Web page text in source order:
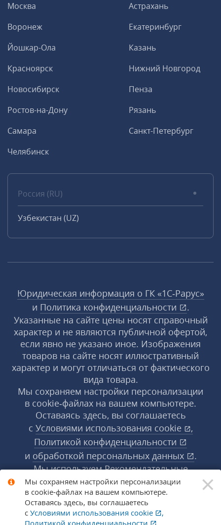
Москва
Астрахань
Воронеж
Екатеринбург
Йошкар-Ола
Казань
Красноярск
Нижний Новгород
Новосибирск
Пенза
Ростов-на-Дону
Рязань
Самара
Санкт-Петербург
Челябинск
Россия (RU)
Узбекистан (UZ)
Юридическая информация о ГК «1С‑Рарус»
и Политика конфиденциальности
.
Указанные на сайте цены носят справочный
характер и не являются публичной офертой,
если явно не указано иное. Изображения
товаров на сайте носят иллюстративный
характер и могут отличаться от фактического
вида товара.
Мы сохраняем настройки персонализации
в cookie‑файлах на вашем компьютере.
Оставаясь здесь, вы соглашаетесь
с Условиями использования cookie
,
Политикой конфиденциальности
и обработкой персональных данных
.
Мы используем Рекомендательные
технологии, их правила применения доступны
по ссылке
. Подробнее ×
Мы сохраняем настройки персонализации
в cookie‑файлах на вашем компьютере.
Оставаясь здесь, вы соглашаетесь
с Условиями использования cookie
,
Политикой конфиденциальности